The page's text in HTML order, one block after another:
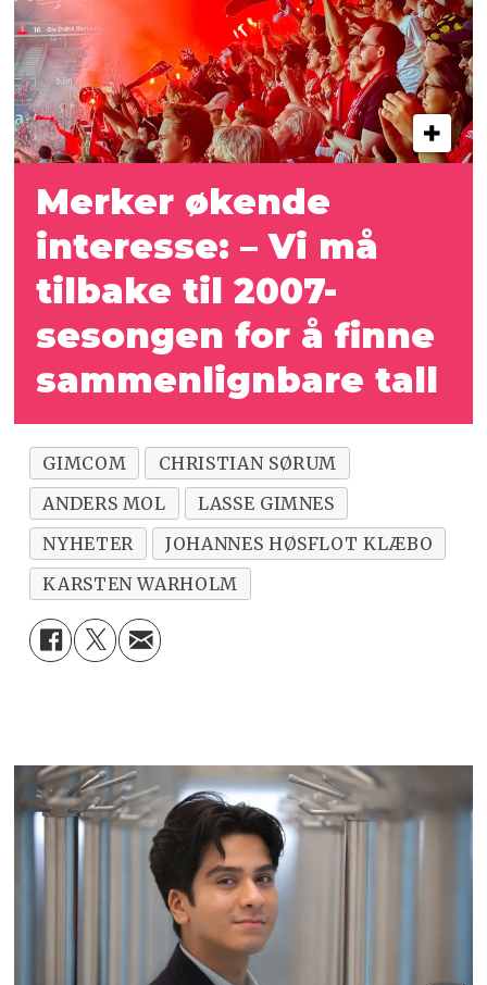
Merker økende
interesse: – Vi må
tilbake til 2007-
sesongen for å finne
sammenlignbare tall
GIMCOM
CHRISTIAN SØRUM
ANDERS MOL
LASSE GIMNES
NYHETER
JOHANNES HØSFLOT KLÆBO
KARSTEN WARHOLM